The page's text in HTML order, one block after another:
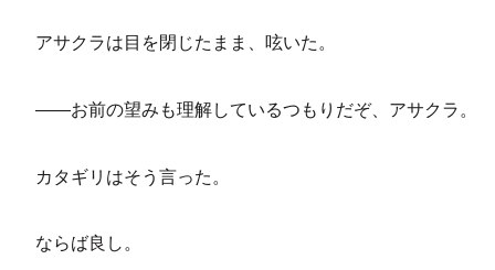
アサクラは目を閉じたまま、呟いた。
――お前の望みも理解しているつもりだぞ、アサクラ。
カタギリはそう言った。
ならば良し。